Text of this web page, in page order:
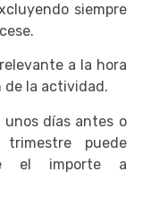
siempre
a la hora
de la actividad.
unos días antes o
puede
el importe a